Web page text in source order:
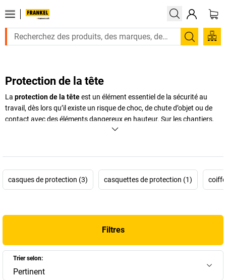
Protection de la tête
La protection de la têteest un élément essentiel de la sécurité au
travail, dès lors qu’il existe un risque de choc, de chute d’objet ou de
contact avec des éléments dangereux en hauteur. Sur les chantiers,
dans l’industrie, la logistique ou certains environnements techniques,
exigences plus larges. Dans les zones où les risques sont plus légers
FRANKEL kaiserkraft
garantissant un confort optimal et une compatibilité avec les autres
casques de protection (3) casquettes de protection (1)
Filtres
Trier selon:
Pertinent